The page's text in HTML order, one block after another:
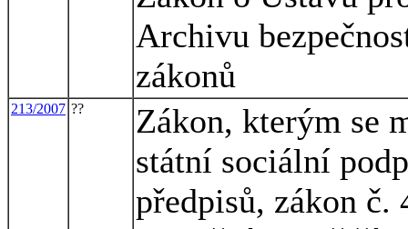
Archivu
zákonů
213/2007 ??
Zákon, kterým se
státní sociální
předpisů, zákon č.